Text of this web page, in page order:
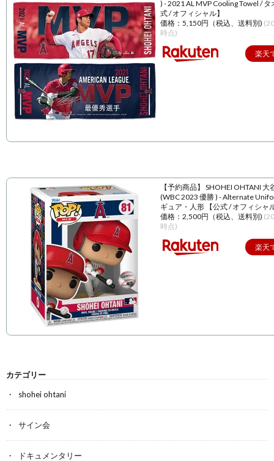
) - 2021 AL MVP Cooling Towel / タ
式 / オフィシャル】
価格：5,150円（税込、送料別)
時点)
楽天
【予約商品】 SHOHEI OHTANI 大
(WBC 2023 優勝 ) - Alternate
ギュア・人形 【公式 / オフィシャ
価格：2,500円（税込、送料別)
時点)
楽天
カテゴリー
shohei ohtani
サイン会
ドキュメンタリー